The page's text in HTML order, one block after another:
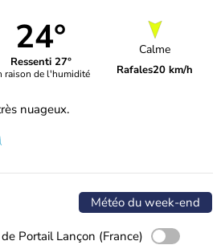
24°
Ressenti 27°
raison de l'humidité
Calme
Rafales20 km/h
nuageux.
Météo du week-end
Portail Lançon (France)